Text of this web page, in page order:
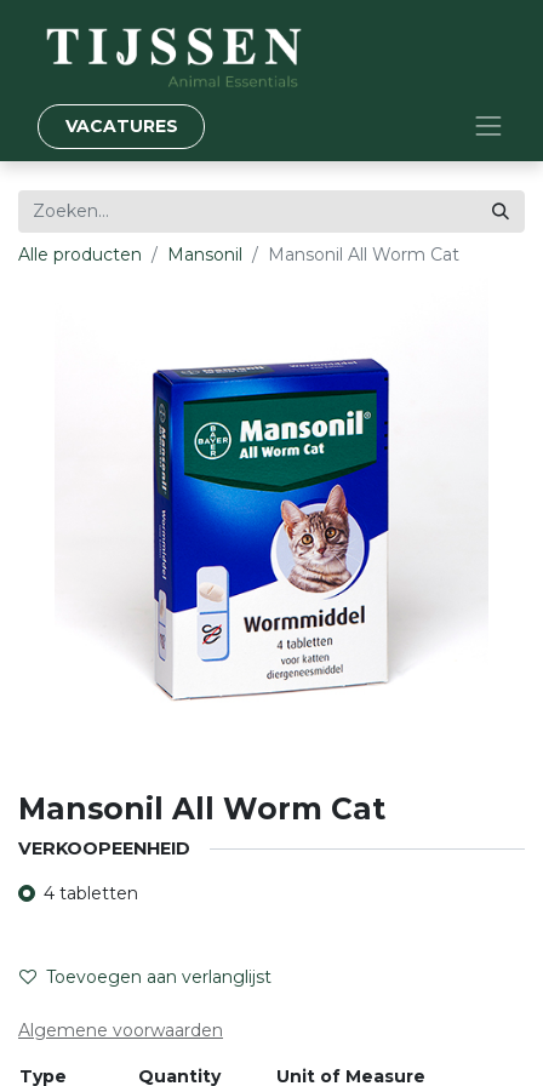
VACATURES
Alle producten Mansonil Mansonil All Worm Cat
Mansonil All Worm Cat
VERKOOPEENHEID
4 tabletten
Toevoegen aan verlanglijst
Algemene voorwaarden
Type Quantity Unit of Measure